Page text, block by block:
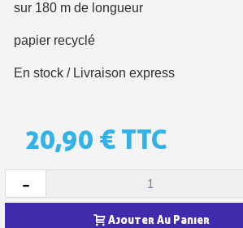
sur 180 m de longueur
papier recyclé
En stock / Livraison express
20,90 € TTC
-
Ajouter Au Panier